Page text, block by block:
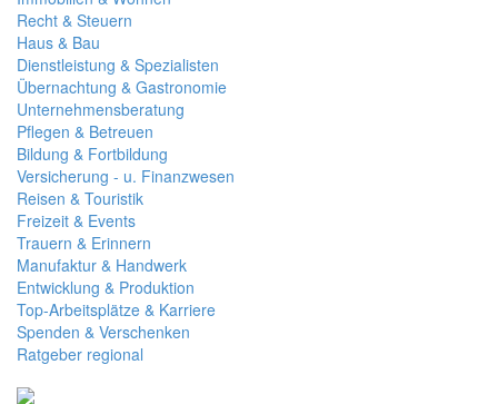
Recht & Steuern
Haus & Bau
Dienstleistung & Spezialisten
Übernachtung & Gastronomie
Unternehmensberatung
Pflegen & Betreuen
Bildung & Fortbildung
Versicherung - u. Finanzwesen
Reisen & Touristik
Freizeit & Events
Trauern & Erinnern
Manufaktur & Handwerk
Entwicklung & Produktion
Top-Arbeitsplätze & Karriere
Spenden & Verschenken
Ratgeber regional